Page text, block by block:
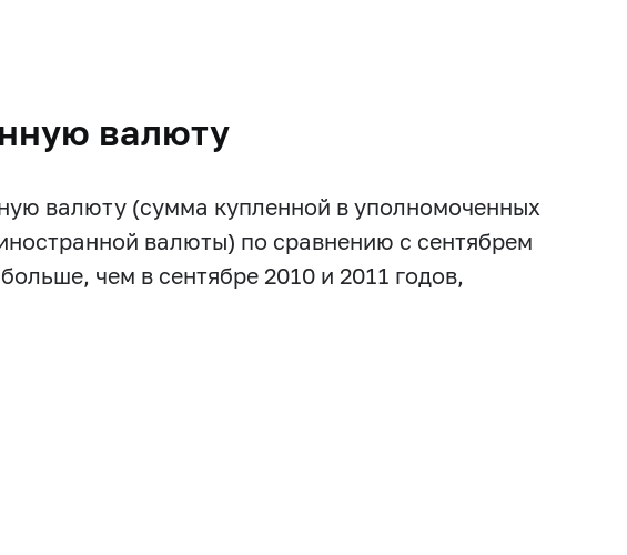
валюту
валюту (сумма купленной в уполномоченных
валюты) по сравнению с сентябрем
чем в сентябре 2010 и 2011 годов,